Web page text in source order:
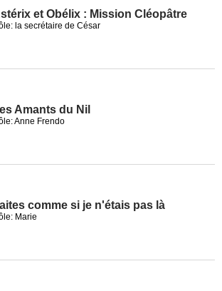
et Obélix : Mission Cléopâtre
la secrétaire de César
Amants du Nil
Anne Frendo
comme si je n'étais pas là
Marie